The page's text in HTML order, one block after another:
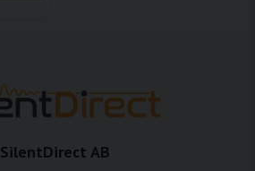
SilentDirect AB